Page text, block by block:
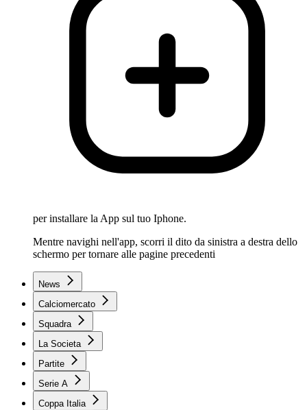
per installare la App sul tuo Iphone.
Mentre navighi nell'app, scorri il dito da sinistra a destra dello
schermo per tornare alle pagine precedenti
News
Calciomercato
Squadra
La Societa
Partite
Serie A
Coppa Italia